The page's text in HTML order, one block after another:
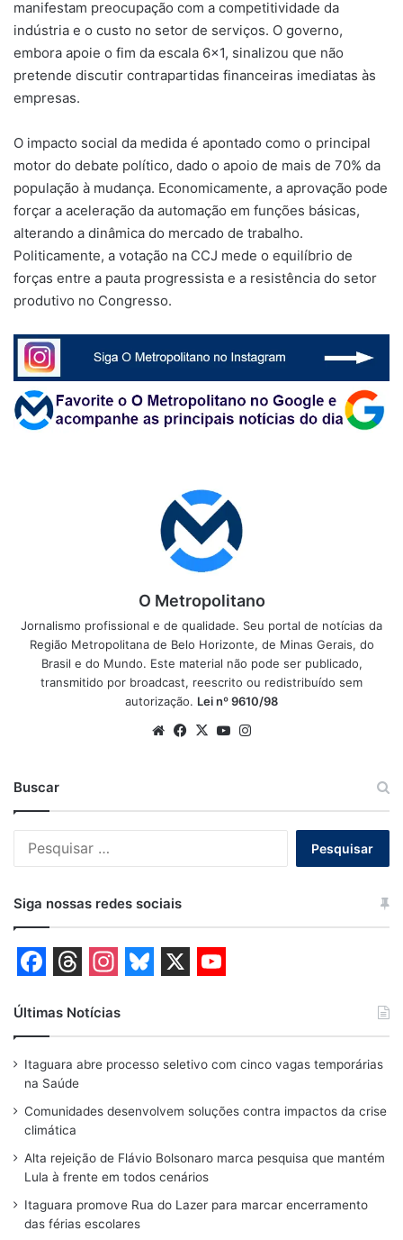
manifestam preocupação com a competitividade da
indústria e o custo no setor de serviços. O governo,
embora apoie o fim da escala 6×1, sinalizou que não
pretende discutir contrapartidas financeiras imediatas às
empresas.
O impacto social da medida é apontado como o principal
motor do debate político, dado o apoio de mais de 70% da
população à mudança. Economicamente, a aprovação pode
forçar a aceleração da automação em funções básicas,
alterando a dinâmica do mercado de trabalho.
Politicamente, a votação na CCJ mede o equilíbrio de
forças entre a pauta progressista e a resistência do setor
produtivo no Congresso.
O Metropolitano
Jornalismo profissional e de qualidade. Seu portal de notícias da
Região Metropolitana de Belo Horizonte, de Minas Gerais, do
Brasil e do Mundo. Este material não pode ser publicado,
transmitido por broadcast, reescrito ou redistribuído sem
autorização. Lei nº 9610/98
WebsiteFacebook
X YouTube
Buscar
Siga nossas redes sociais
a
c
e
b
o
o
k
h
r
e
a
d
s
n
s
t
a
r
a
m
u
e
s
y
u
T
u
e
Últimas Notícias
Itaguara abre processo seletivo com cinco vagas temporárias
na Saúde
Comunidades desenvolvem soluções contra impactos da crise
climática
Alta rejeição de Flávio Bolsonaro marca pesquisa que mantém
Lula à frente em todos cenários
Itaguara promove Rua do Lazer para marcar encerramento
das férias escolares